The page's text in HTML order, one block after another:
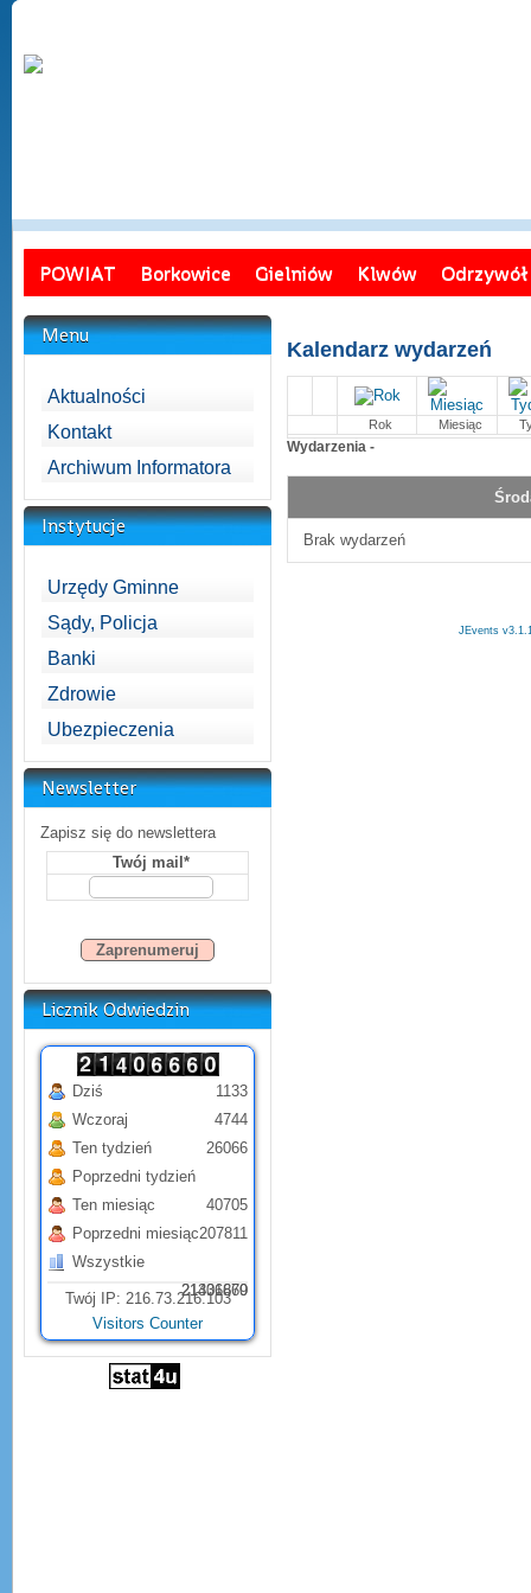
POWIAT Borkowice Gielniów Klwów Odrzywół
Menu
Aktualności
Kontakt
Archiwum Informatora
Instytucje
Urzędy Gminne
Sądy, Policja
Banki
Zdrowie
Ubezpieczenia
Newsletter
Zapisz się do newslettera
Twój mail*
Licznik Odwiedzin
Dziś
Wczoraj
Ten tydzień
Poprzedni tydzień
Ten miesiąc
Poprzedni miesiąc
Wszystkie
1133
4744
26066
21331879
40705
207811
21406660
Twój IP: 216.73.216.103
Visitors Counter
Kalendarz wydarzeń
Rok Miesiąc
Wydarzenia -
Brak wydarzeń
JEvents